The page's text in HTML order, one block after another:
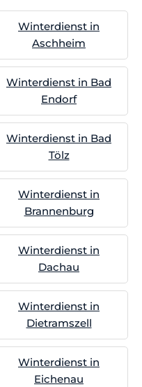
Winterdienst in
Aschheim
Winterdienst in Bad
Endorf
Winterdienst in Bad
Tölz
Winterdienst in
Brannenburg
Winterdienst in
Dachau
Winterdienst in
Dietramszell
Winterdienst in
Eichenau